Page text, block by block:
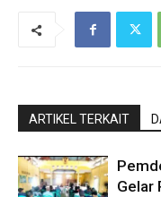
ARTIKEL TERKAIT
Gelar